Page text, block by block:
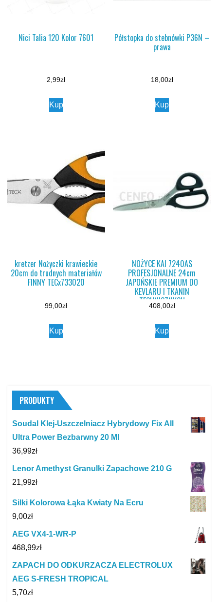
Nici Talia 120 Kolor 7601
2,99zł
Kup
Półstopka do stebnówki P36N –
prawa
18,00zł
Kup
kretzer Nożyczki krawieckie
20cm do trudnych materiałów
FINNY TECx733020
99,00zł
Kup
NOŻYCE KAI 7240AS
PROFESJONALNE 24cm
JAPOŃSKIE PREMIUM DO
KEVLARU I TKANIN
TECHNICZNYCH
408,00zł
Kup
PRODUKTY
Soudal Klej-Uszczelniacz Hybrydowy Fix All
Ultra Power Bezbarwny 20 Ml
36,99zł
Lenor Amethyst Granulki Zapachowe 210 G
21,99zł
Silki Kolorowa Łąka Kwiaty Na Ecru
9,00zł
AEG VX4-1-WR-P
468,99zł
ZAPACH DO ODKURZACZA ELECTROLUX
AEG S-FRESH TROPICAL
5,70zł